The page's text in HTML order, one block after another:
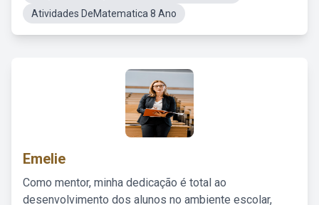
Atividades DeMatematica 8 Ano
Emelie
Como mentor, minha dedicação é total ao
desenvolvimento dos alunos no ambiente escolar,